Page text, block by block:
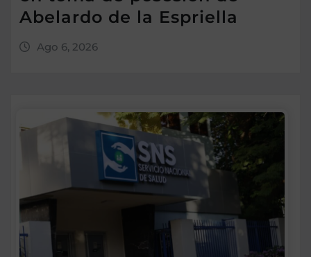
Abelardo de la Espriella
Ago 6, 2026